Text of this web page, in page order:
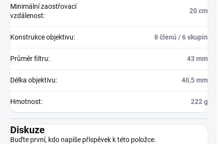
Minimální zaostřovací
vzdálenost:
20 cm
Konstrukce objektivu: 8 členů / 6 skupin
Průměr filtru: 43 mm
Délka objektivu: 40,5 mm
Hmotnost: 222 g
Diskuze
Buďte první, kdo napíše příspěvek k této položce.